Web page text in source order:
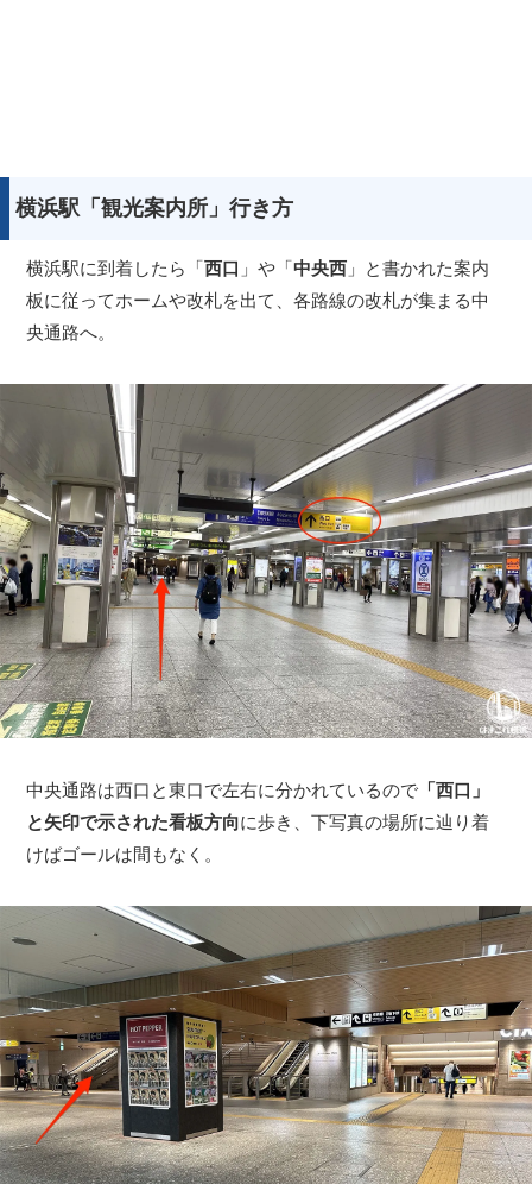
横浜駅「観光案内所」行き方
横浜駅に到着したら「西口 」や「中央西 」と書かれた案内
板に従ってホームや改札を出て、各路線の改札が集まる中
央通路へ。
中央通路は西口と東口で左右に分かれているので 「西口」
と矢印で示された看板方向に歩き、下写真の場所に辿り着
けばゴールは間もなく。